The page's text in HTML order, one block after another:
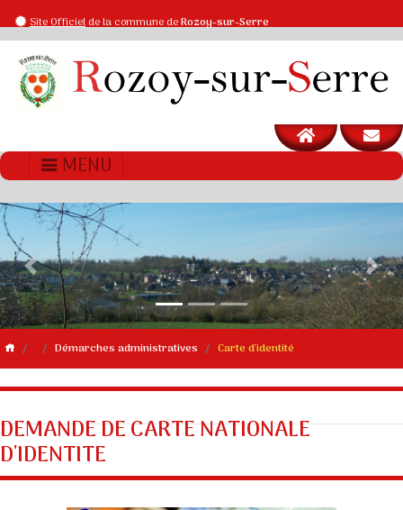
Site Officielde la commune deRozoy-sur-Serre
MENU
Previous Next
Démarches administratives Carte d'identité
DEMANDE DE CARTE NATIONALE
D'IDENTITE